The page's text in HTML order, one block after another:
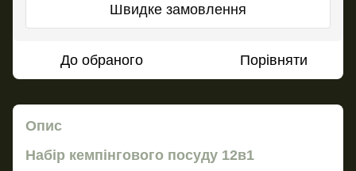
Швидке замовлення
До обраного Порівняти
Опис
Набір кемпінгового посуду 12в1